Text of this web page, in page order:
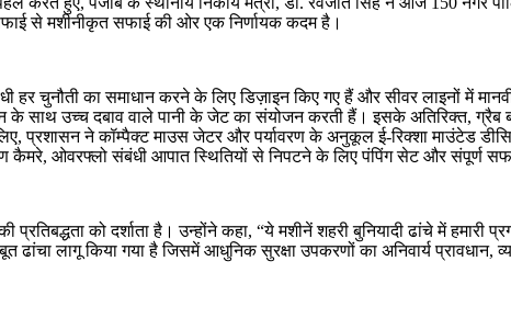
से मशीनीकृत सफाई की ओर एक निर्णायक कदम है।
हर चुनौती का समाधान करने के लिए डिज़ाइन किए गए हैं और सीवर लाइनों में
साथ उच्च दबाव वाले पानी के जेट का संयोजन करती हैं। इसके अतिरिक्त, ग्रैब
प्रशासन ने कॉम्पैक्ट माउस जेटर और पर्यावरण के अनुकूल ई-रिक्शा माउंटेड
ओवरफ्लो संबंधी आपात स्थितियों से निपटने के लिए पंपिंग सेट और संपूर्ण
को दर्शाता है। उन्होंने कहा, “ये मशीनें शहरी बुनियादी ढांचे में हमारी
ढांचा लागू किया गया है जिसमें आधुनिक सुरक्षा उपकरणों का अनिवार्य प्रावधान,